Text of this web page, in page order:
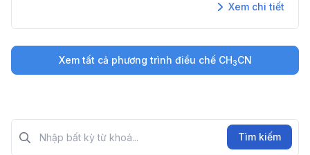
Xem chi tiết
Xem tất cả phương trình điều chế CH3CN
Tìm kiếm?>
Tìm kiếm